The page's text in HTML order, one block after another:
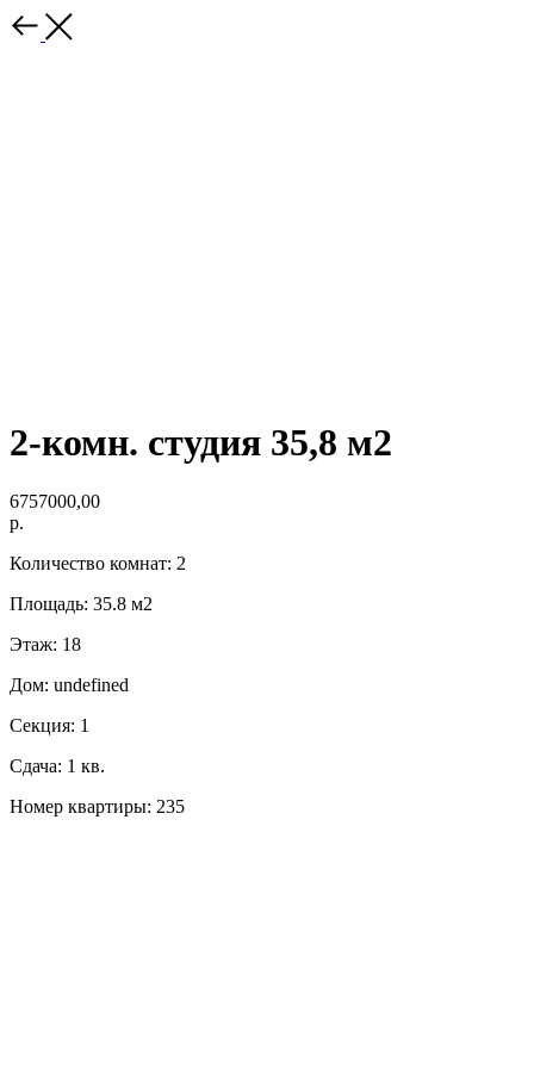
2-комн. студия 35,8 м2
6757000,00
р.
Количество комнат: 2
Площадь: 35.8 м2
Этаж: 18
Дом: undefined
Секция: 1
Сдача: 1 кв.
Номер квартиры: 235